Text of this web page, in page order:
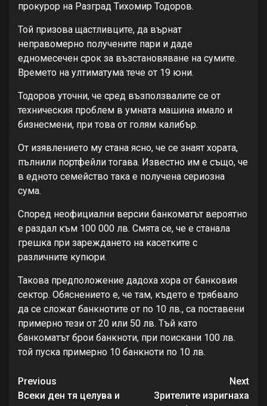
прокурор на Разград Тихомир Тодоров.
Той призова щастливците, да върнат
неправомерно получените пари и даде
едномесечен срок за възстановяване на сумите.
Времето на ултиматума тече от 19 юни.
Тодоров уточни, че сред възползвалите се от
техническия проблем в умната машина имало и
бизнесмени, при това от голям калибър.
От изявлението му стана ясно, че се знаят хората,
пълнили портфейли тогава. Известно им е също, че
в едното семейство така е получена сериозна
сума.
Според неофициални версии банкоматът вероятно
е раздал към 100 000 лв. Смята се, че е станала
грешка при зареждането на касетките с
различните купюри.
Такова предположение дадоха хора от банковия
сектор. Обяснението е, че там, където е трябвало
да се сложат банкнотите от по 10 лв., са поставени
примерно тези от 20 или 50 лв. Тъй като
банкоматът брои банкноти, при поискани 100 лв.
той пуска примерно 10 банкноти по 10 лв.
Continue
Previous
Всеки ден тя целува и
Next
Зрителите изригнаха